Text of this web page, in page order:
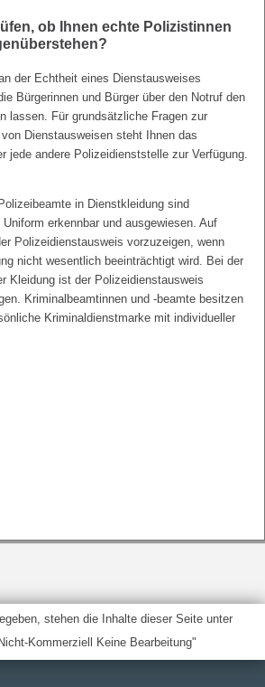
ob Ihnen echte Polizistinnen
der Echtheit eines Dienstausweises
Bürgerinnen und Bürger über den Notruf den
lassen. Für grundsätzliche Fragen zur
Dienstausweisen steht Ihnen das
jede andere Polizeidienststelle zur Verfügung.
in Dienstkleidung sind
erkennbar und ausgewiesen. Auf
Polizeidienstausweis vorzuzeigen, wenn
nicht wesentlich beeinträchtigt wird. Bei der
Kleidung ist der Polizeidienstausweis
Kriminalbeamtinnen und -beamte besitzen
Kriminaldienstmarke mit individueller
stehen die Inhalte dieser Seite unter